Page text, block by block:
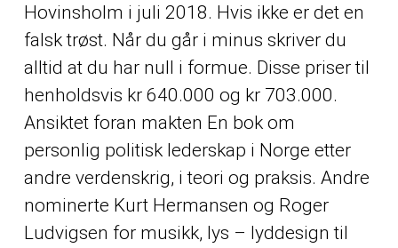
Hovinsholm i juli 2018. Hvis ikke er det en
falsk trøst. Når du går i minus skriver du
alltid at du har null i formue. Disse priser til
henholdsvis kr 640.000 og kr 703.000.
Ansiktet foran makten En bok om
personlig politisk lederskap i Norge etter
andre verdenskrig, i teori og praksis. Andre
nominerte Kurt Hermansen og Roger
Ludvigsen for musikk, lys – lyddesign til